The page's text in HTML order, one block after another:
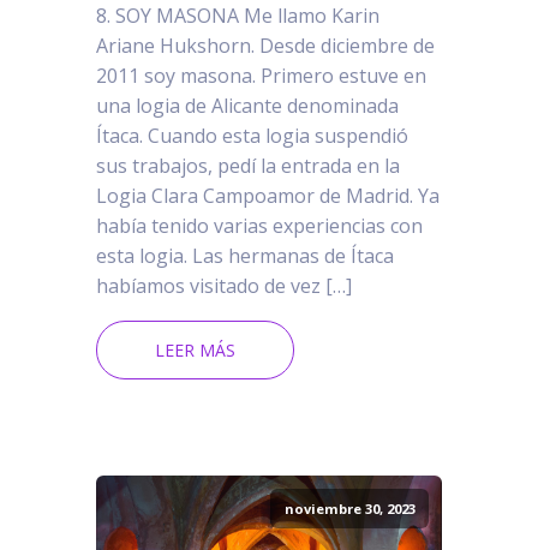
8. SOY MASONA Me llamo Karin
Ariane Hukshorn. Desde diciembre de
2011 soy masona. Primero estuve en
una logia de Alicante denominada
Ítaca. Cuando esta logia suspendió
sus trabajos, pedí la entrada en la
Logia Clara Campoamor de Madrid. Ya
había tenido varias experiencias con
esta logia. Las hermanas de Ítaca
habíamos visitado de vez […]
LEER MÁS
noviembre 30, 2023